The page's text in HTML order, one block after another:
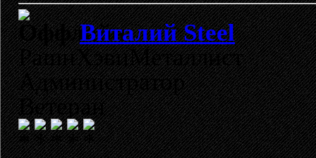
Виталий Steel
РашнХэвиМеталлист
Администратор
Ветеран